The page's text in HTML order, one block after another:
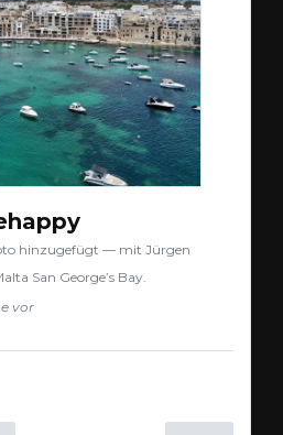
hinzugefügt — mit Jürgen
San George’s Bay.
vor